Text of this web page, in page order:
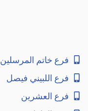
فرع خاتم المرسلين
فرع اللبيني فيصل
فرع العشرين